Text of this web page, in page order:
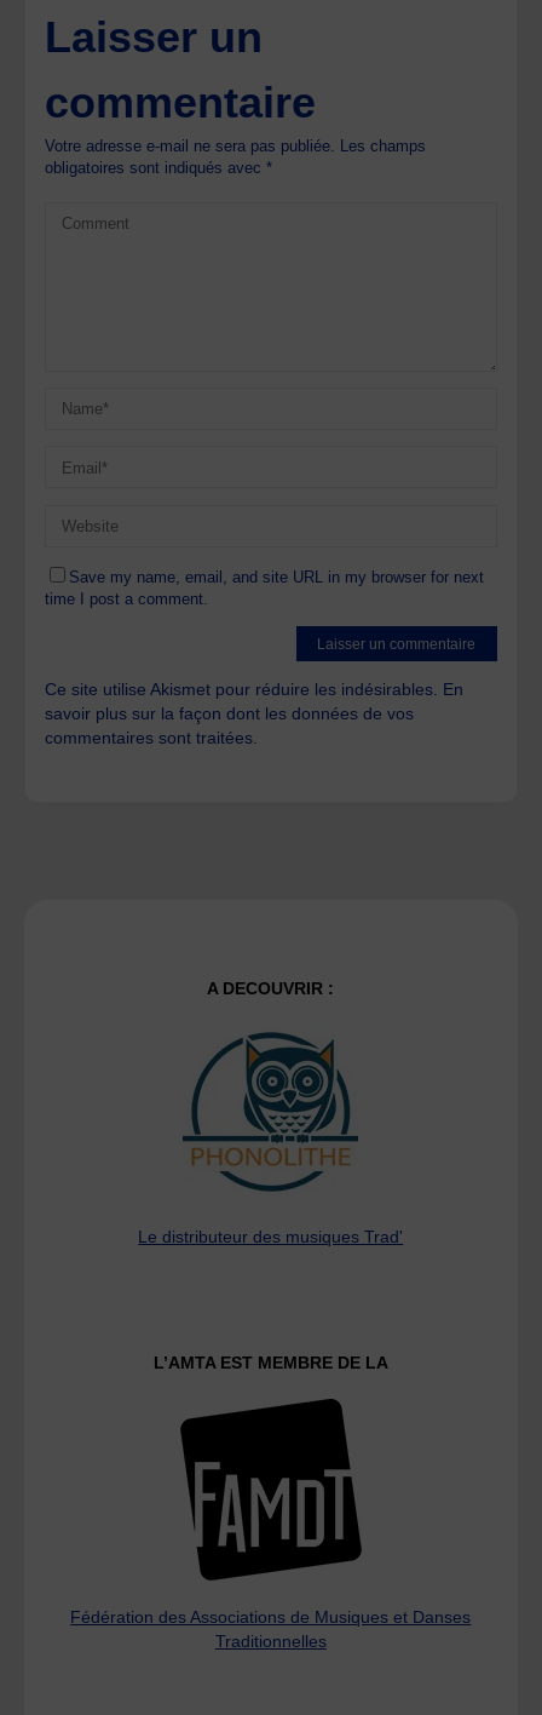
Laisser un
commentaire
Votre adresse e-mail ne sera pas publiée.
Les champs
obligatoires sont indiqués avec*
Save my name, email, and site URL in my browser for next
time I post a comment.
Ce site utilise Akismet pour réduire les indésirables. En
savoir plus sur la façon dont les données de vos
commentaires sont traitées
A DECOUVRIR :
Le distributeur des musiques Trad'
L’AMTA EST MEMBRE DE LA
Fédération des Associations de Musiques et Danses
Traditionnelles